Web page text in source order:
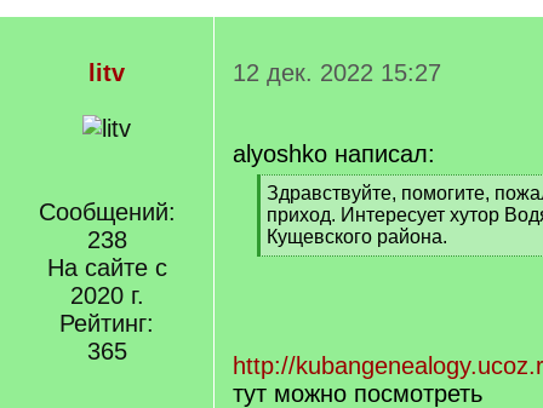
litv
Сообщений:
238
На сайте с
2020 г.
Рейтинг:
365
12 дек. 2022 15:27
alyoshko написал:
[
q
]
Здравствуйте, помогите,
приход. Интересует хутор
Кущевского района.
[
http://
тут можно посмотреть